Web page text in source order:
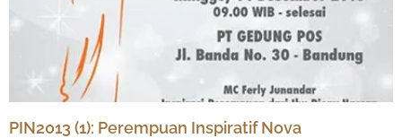
PIN2013 (1): Perempuan Inspiratif Nova